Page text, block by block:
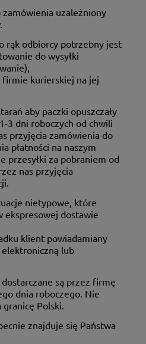
zamówienia uzależniony
rąk odbiorcy potrzebny jest
do wysyłki
kurierskiej na jej
aby paczki opuszczały
3 dni roboczych od chwili
przyjęcia zamówienia do
płatności na naszym
przesyłki za pobraniem od
nas przyjęcia
nietypowe, które
ekspresowej dostawie
klient powiadamiany
lub
są przez firmę
dnia roboczego. Nie
granicę Polski.
znajduje się Państwa